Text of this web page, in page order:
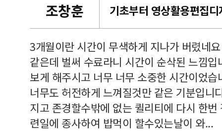
조창훈
3개월이란 시간이 무색하게 지나가 버렸네
같은데 벌써 수료라니 시간이 순삭된 느낌
보게 해주시고 너무 너무 소중한 시간이었
너무도 허전하게 느껴질것만 같은 기분입니
지고 존경할수밖에 없는 퀼리티에 다시 한
련일에 종사하여 밥먹이 할수있는날이 와...